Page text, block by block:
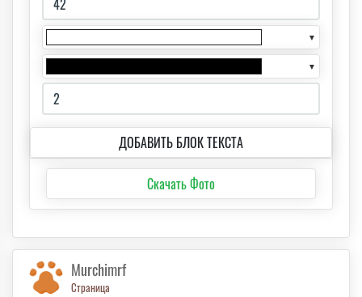
▼
▼
ДОБАВИТЬ БЛОК ТЕКСТА
Скачать Фото
Murchimrf
Страница